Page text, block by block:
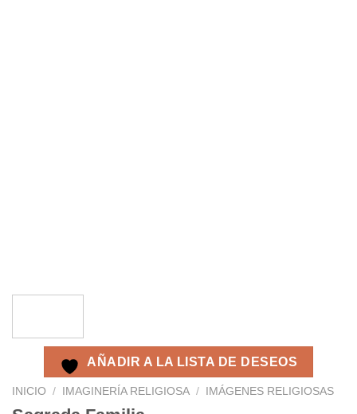
AÑADIR A LA LISTA DE DESEOS
INICIO / IMAGINERÍA RELIGIOSA / IMÁGENES RELIGIOSAS